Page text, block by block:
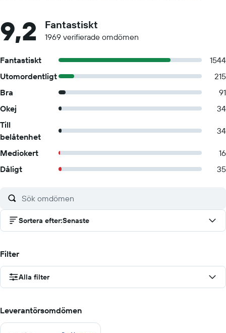
9,2 Fantastiskt
1969 verifierade omdömen
Fantastiskt
1544
Utomordentligt
215
Bra
91
Okej
34
Till
belåtenhet
34
Mediokert
16
Dåligt
35
Sortera efter:Senaste
Filter
Alla filter
Leverantörsomdömen